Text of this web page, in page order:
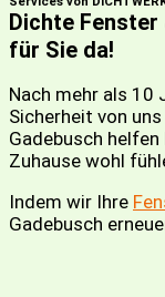
Dichte Fenster
für Sie da!
Nach mehr als 10
Sicherheit von
Gadebusch
Zuhause wohl
Indem wir Ihre
Gadebusch